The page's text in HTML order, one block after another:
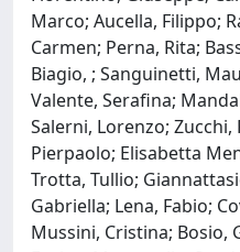
Marco; Aucella, Filippo;
Carmen; Perna, Rita;
Biagio, ; Sanguinetti,
Valente, Serafina;
Salerni, Lorenzo;
Pierpaolo; Elisabetta
Trotta, Tullio;
Gabriella; Lena, Fabio;
Mussini, Cristina; Bosio,